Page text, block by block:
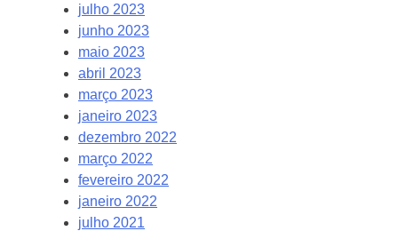
julho 2023
junho 2023
maio 2023
abril 2023
março 2023
janeiro 2023
dezembro 2022
março 2022
fevereiro 2022
janeiro 2022
julho 2021